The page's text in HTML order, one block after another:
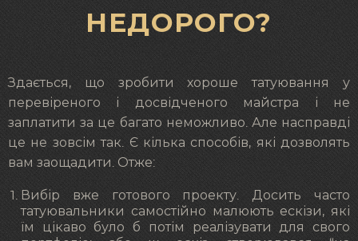
НЕДОРОГО?
Здається, що зробити хороше татуювання у
перевіреного і досвідченого майстра і не
заплатити за це багато неможливо. Але насправді
це не зовсім так. Є кілька способів, які дозволять
вам заощадити. Отже:
Вибір вже готового проекту. Досить часто
татуювальники самостійно малюють ескізи, які
їм цікаво було б потім реалізувати для свого